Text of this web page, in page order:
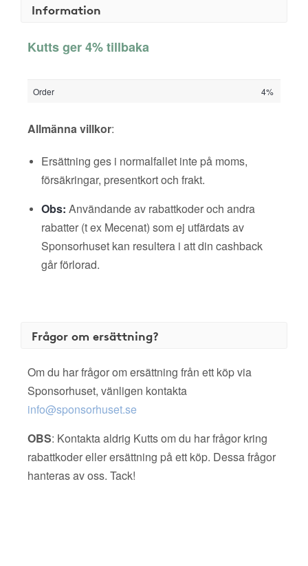
Information
Kutts ger 4% tillbaka
Order 4%
Allmänna villkor:
Ersättning ges i normalfallet inte på moms,
försäkringar, presentkort och frakt.
Obs: Användande av rabattkoder och andra
rabatter (t ex Mecenat) som ej utfärdats av
Sponsorhuset kan resultera i att din cashback
går förlorad.
Frågor om ersättning?
Om du har frågor om ersättning från ett köp via
Sponsorhuset, vänligen kontakta
info@sponsorhuset.se
OBS: Kontakta aldrig Kutts om du har frågor kring
rabattkoder eller ersättning på ett köp. Dessa frågor
hanteras av oss. Tack!